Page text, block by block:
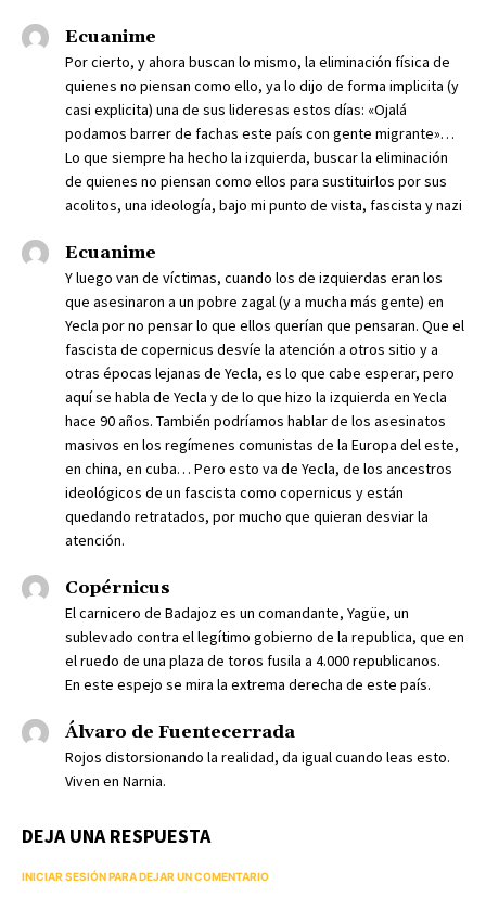
Ecuanime
Por cierto, y ahora buscan lo mismo, la eliminación física de
quienes no piensan como ello, ya lo dijo de forma implicita (y
casi explicita) una de sus lideresas estos días: «Ojalá
podamos barrer de fachas este país con gente migrante»…
Lo que siempre ha hecho la izquierda, buscar la eliminación
de quienes no piensan como ellos para sustituirlos por sus
acolitos, una ideología, bajo mi punto de vista, fascista y nazi
Ecuanime
Y luego van de víctimas, cuando los de izquierdas eran los
que asesinaron a un pobre zagal (y a mucha más gente) en
Yecla por no pensar lo que ellos querían que pensaran. Que el
fascista de copernicus desvíe la atención a otros sitio y a
otras épocas lejanas de Yecla, es lo que cabe esperar, pero
aquí se habla de Yecla y de lo que hizo la izquierda en Yecla
hace 90 años. También podríamos hablar de los asesinatos
masivos en los regímenes comunistas de la Europa del este,
en china, en cuba… Pero esto va de Yecla, de los ancestros
ideológicos de un fascista como copernicus y están
quedando retratados, por mucho que quieran desviar la
atención.
Copérnicus
El carnicero de Badajoz es un comandante, Yagüe, un
sublevado contra el legítimo gobierno de la republica, que en
el ruedo de una plaza de toros fusila a 4.000 republicanos.
En este espejo se mira la extrema derecha de este país.
Álvaro de Fuentecerrada
Rojos distorsionando la realidad, da igual cuando leas esto.
Viven en Narnia.
DEJA UNA RESPUESTA
INICIAR SESIÓN PARA DEJAR UN COMENTARIO